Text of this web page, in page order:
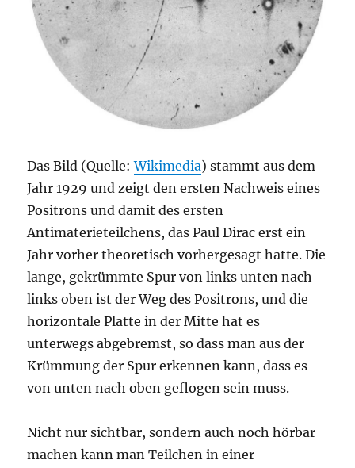
Das Bild (Quelle:Wikimedia) stammt aus dem
Jahr 1929 und zeigt den ersten Nachweis eines
Positrons und damit des ersten
Antimaterieteilchens, das Paul Dirac erst ein
Jahr vorher theoretisch vorhergesagt hatte. Die
lange, gekrümmte Spur von links unten nach
links oben ist der Weg des Positrons, und die
horizontale Platte in der Mitte hat es
unterwegs abgebremst, so dass man aus der
Krümmung der Spur erkennen kann, dass es
von unten nach oben geflogen sein muss.
Nicht nur sichtbar, sondern auch noch hörbar
machen kann man Teilchen in einer